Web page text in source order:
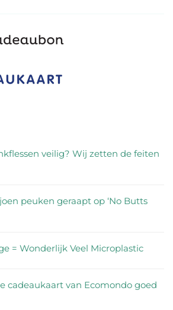
veilig? Wij zetten de feiten
peuken geraapt op ‘No Butts
= Wonderlijk Veel Microplastic
cadeaukaart van Ecomondo goed